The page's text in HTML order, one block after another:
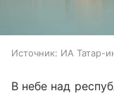
Источник: ИА Татар-
В небе над